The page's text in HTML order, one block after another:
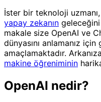
İster bir teknoloji
yapay zekanın
makale size OpenAI ve
dünyasını anlamanız
amaçlamaktadır.
makine öğreniminin
OpenAI nedir?